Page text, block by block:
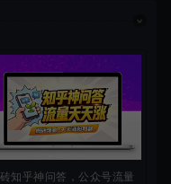
知乎神问答，公众号流量